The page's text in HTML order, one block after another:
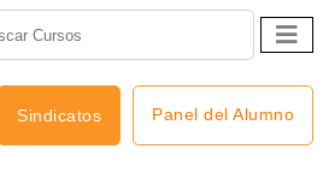
Sindicatos Panel del Alumno